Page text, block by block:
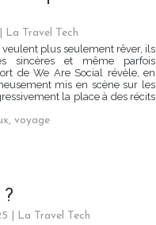
La Travel Tech
plus seulement rêver, ils
sincères et même parfois
de We Are Social révèle, en
mis en scène sur les
la place à des récits
, voyage
La Travel Tech